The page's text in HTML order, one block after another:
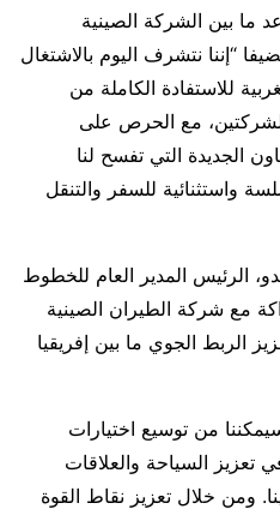
ما بين الشركة الصينية
“إننا نتشرف اليوم بالاشتغال
للاستفادة الكاملة من
الشركتين، مع الحرص على
الجديدة التي تفسح لنا
واستثنائية للسفر والتنقل
الرئيس المدير العام للخطوط
مع شركة الطيران الصينية
الربط الجوي ما بين إفريقيا
من توسيع اختيارات
تعزيز السياحة والعلاقات
ومن خلال تعزيز نقاط القوة